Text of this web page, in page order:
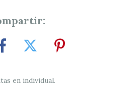
en individual.